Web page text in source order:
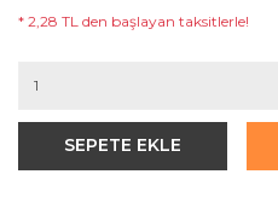
* 2,28 TL den başlayan taksitlerle!
SEPETE EKLE